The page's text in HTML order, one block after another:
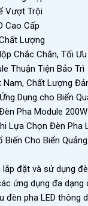
Vượt Trội
Cao Cấp
Lượng
Chắc Chắn, Tối
Thuận Tiện Bảo Trì
Chất Lượng
Dụng cho Biển
Pha Module
Lựa Chọn Đèn Pha
Cho Biển
đặt và sử dụng
ứng dụng đa dạng
đèn pha LED thông